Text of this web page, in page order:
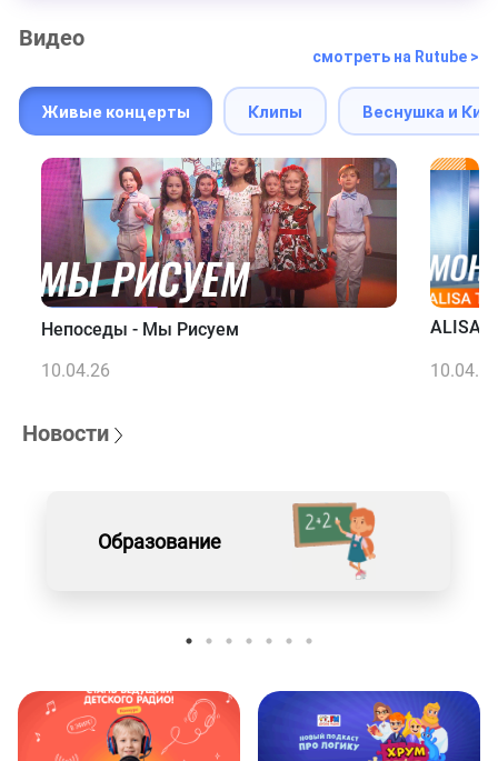
Видео
смотреть на Rutube >
Живые концерты Клипы Веснушка и
Непоседы - Мы Рисуем
10.04.26
ALISA
10.04.26
Новости
Образование